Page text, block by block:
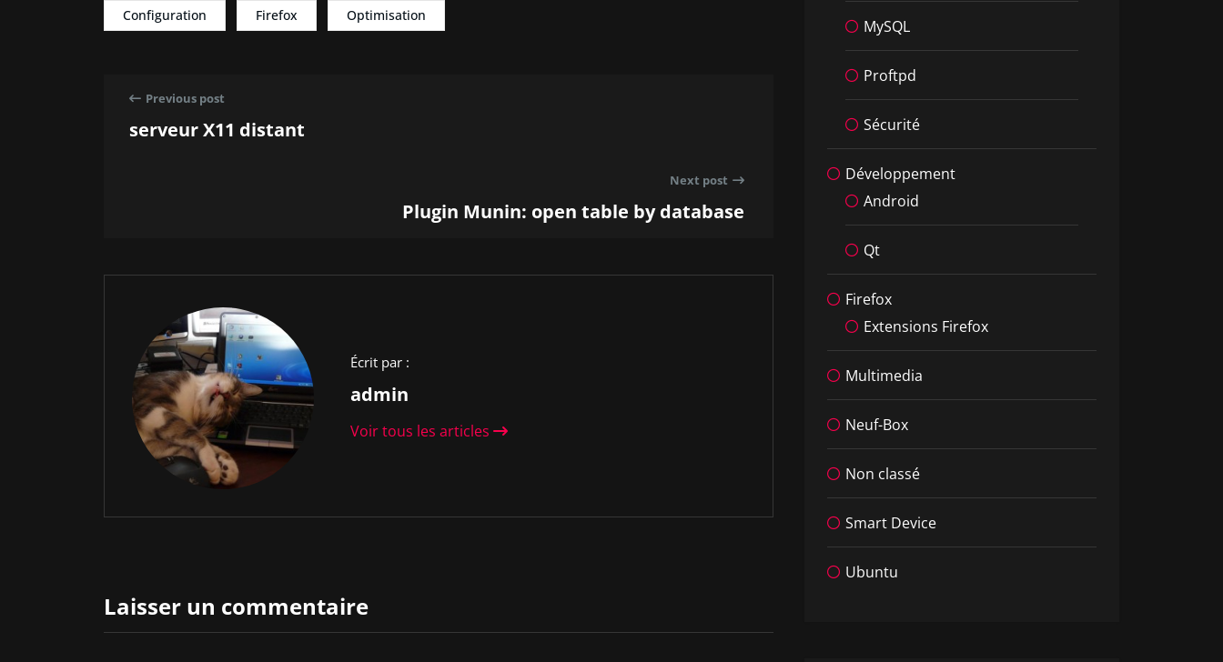
Configuration Firefox Optimisation
Previous post
serveur X11 distant
Next post
Plugin Munin: open table by database
Écrit par :
admin
Voir tous les articles
Laisser un commentaire
MySQL
Proftpd
Sécurité
Développement
Android
Qt
Firefox
Extensions Firefox
Multimedia
Neuf-Box
Non classé
Smart Device
Ubuntu